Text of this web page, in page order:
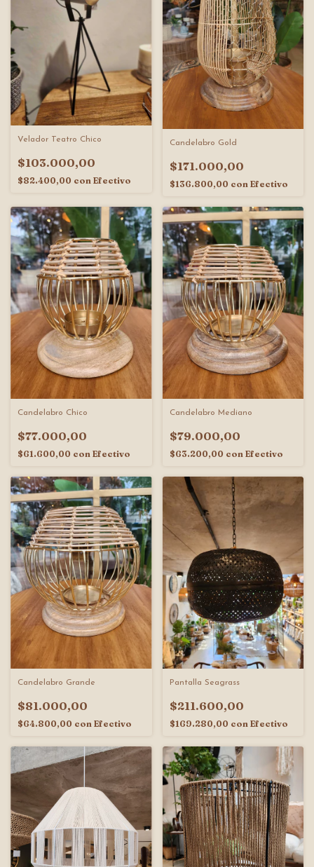
Velador Teatro Chico
$103.000,00
$82.400,00 con Efectivo
Candelabro Gold
$171.000,00
$136.800,00 con Efectivo
Candelabro Chico
$77.000,00
$61.600,00 con Efectivo
Candelabro Mediano
$79.000,00
$63.200,00 con Efectivo
Candelabro Grande
$81.000,00
$64.800,00 con Efectivo
Pantalla Seagrass
$211.600,00
$169.280,00 con Efectivo